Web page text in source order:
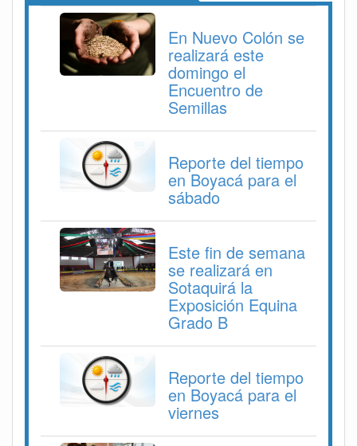
En Nuevo Colón se
realizará este
domingo el
Encuentro de
Semillas
Reporte del tiempo
en Boyacá para el
sábado
Este fin de semana
se realizará en
Sotaquirá la
Exposición Equina
Grado B
Reporte del tiempo
en Boyacá para el
viernes